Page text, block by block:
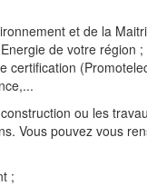
et de la
de votre région ;
certification
ou les
Vous pouvez vous
;